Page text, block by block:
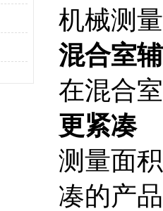
机械测
混合室
在混合
更紧凑
测量面
凑的产